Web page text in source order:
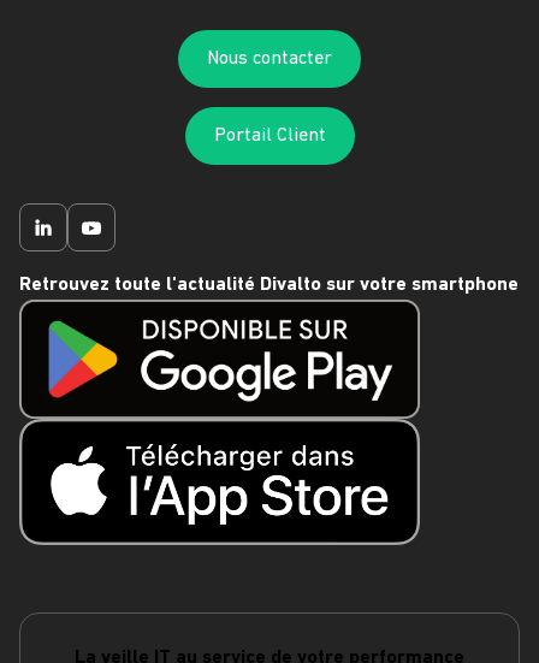
Nous contacter
Portail Client
Retrouvez toute l'actualité Divalto sur votre smartphone
La veille IT au service de votre performance